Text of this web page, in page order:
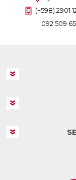
(+598) 2901
092 509